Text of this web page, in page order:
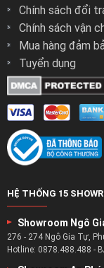
Chính sách đổi
Chính sách vận
Mua hàng đảm
Tuyển dụng
HỆ THỐNG 15
Showroom Ngô
276 - 274 Ngô Gia Tự,
Hotline: 0878.488.488 -